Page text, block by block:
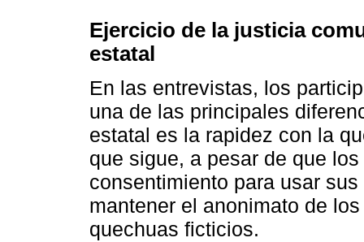
Ejercicio de la justicia
estatal
En las entrevistas, los
una de las principales
estatal es la rapidez con la
que sigue, a pesar de que
consentimiento para usar
mantener el anonimato de
quechuas ficticios.